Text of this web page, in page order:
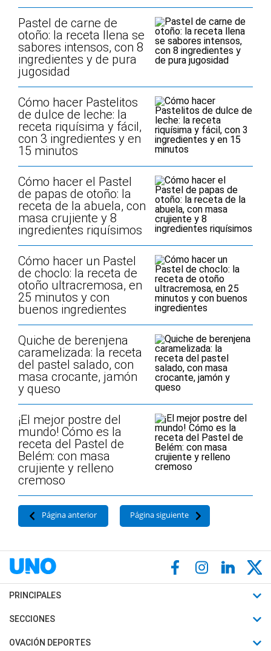
Pastel de carne de
otoño: la receta llena se
sabores intensos, con 8
ingredientes y de pura
jugosidad
Cómo hacer Pastelitos
de dulce de leche: la
receta riquísima y fácil,
con 3 ingredientes y en
15 minutos
Cómo hacer el Pastel
de papas de otoño: la
receta de la abuela, con
masa crujiente y 8
ingredientes riquísimos
Cómo hacer un Pastel
de choclo: la receta de
otoño ultracremosa, en
25 minutos y con
buenos ingredientes
Quiche de berenjena
caramelizada: la receta
del pastel salado, con
masa crocante, jamón
y queso
¡El mejor postre del
mundo! Cómo es la
receta del Pastel de
Belém: con masa
crujiente y relleno
cremoso
Página anterior Página siguiente
PRINCIPALES
Últimas Noticias
Política
SECCIONES
Horóscopo
OVACIÓN DEPORTES